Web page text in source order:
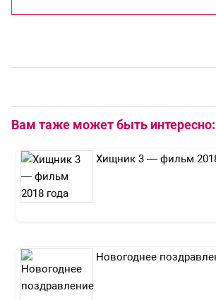
Вам таже может быть интересно:
Хищник 3 — фильм
Новогоднее